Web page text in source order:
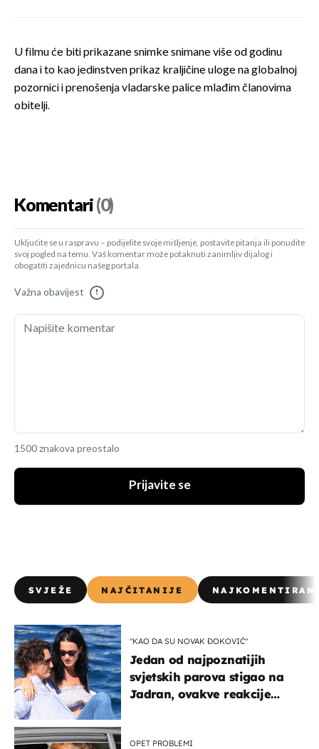
U filmu će biti prikazane snimke snimane više od godinu
dana i to kao jedinstven prikaz kraljičine uloge na globalnoj
pozornici i prenošenja vladarske palice mlađim članovima
obitelji.
Komentari(0)
Uključite se u raspravu – podijelite svoje mišljenje, postavite pitanja ili ponudite
svoj pogled na temu. Vaš komentar može potaknuti zanimljiv dijalog i
obogatiti zajednicu našeg portala.
Važna obavijest !
1500 znakova preostalo
Prijavite se
SVJEŽE NAJČITANIJE
"KAO DA SU NOVAK ĐOKOVIĆ"
Jedan od najpoznatijih
svjetskih parova stigao na
Jadran, ovakve reakcije
OPET PROBLEMI